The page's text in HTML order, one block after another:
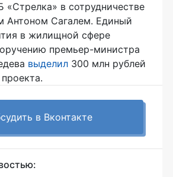
«Стрелка» в сотрудничестве
Антоном Сагалем. Единый
в жилищной сфере
премьер-министра
выделил 300 млн рублей
в Вконтакте